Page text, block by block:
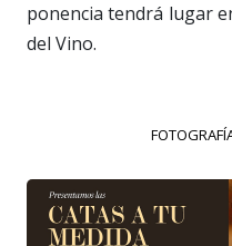
ponencia tendrá lugar
del Vino.